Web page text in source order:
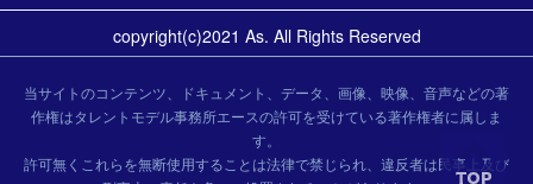
copyright(c)2021 As. All Rights Reserved
当サイトのコンテンツ、ドキュメント、データ、画像、映像、音声などの著
作権はタレントモデル事務所エースの許可を受けている著作権者に属しま
す。
許可無くこれらを無断使用することは法律で禁じられ、違反者は民事上及び